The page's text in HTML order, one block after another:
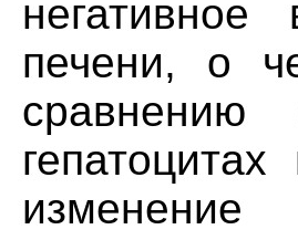
печени, о
изменение